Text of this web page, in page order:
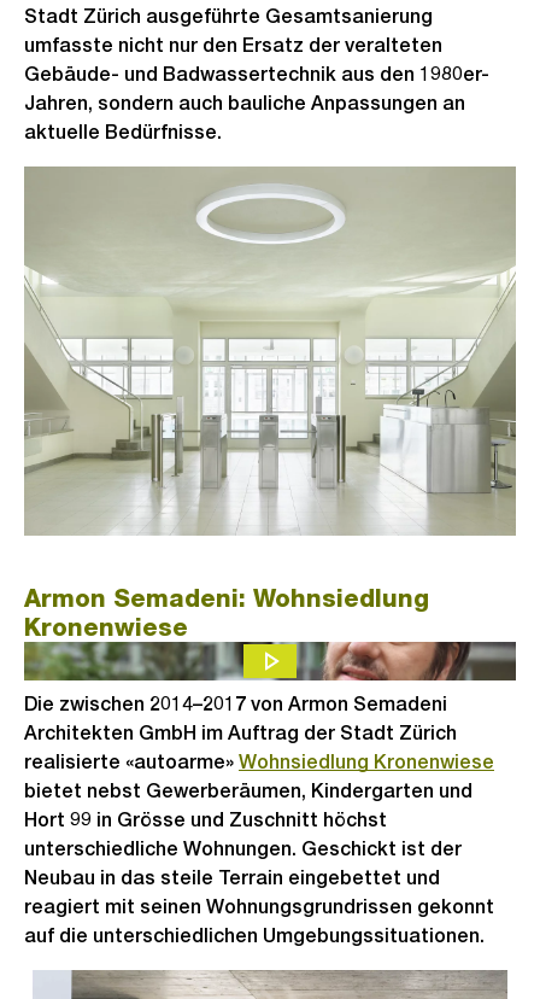
Stadt Zürich ausgeführte Gesamtsanierung
umfasste nicht nur den Ersatz der veralteten
Gebäude- und Badwassertechnik aus den 1980er-
Jahren, sondern auch bauliche Anpassungen an
aktuelle Bedürfnisse.
Armon Semadeni: Wohnsiedlung
Kronenwiese
Die zwischen 2014–2017 von Armon Semadeni
Architekten GmbH im Auftrag der Stadt Zürich
realisierte «autoarme» Wohnsiedlung Kronenwiese
bietet nebst Gewerberäumen, Kindergarten und
Hort 99 in Grösse und Zuschnitt höchst
unterschiedliche Wohnungen. Geschickt ist der
Neubau in das steile Terrain eingebettet und
reagiert mit seinen Wohnungsgrundrissen gekonnt
auf die unterschiedlichen Umgebungssituationen.